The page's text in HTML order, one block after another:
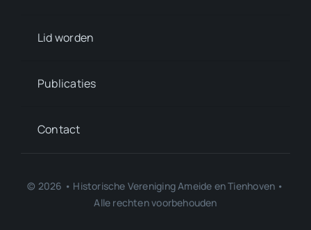
Lid worden
Publicaties
Contact
© 2026 • Historische Vereniging Ameide en Tienhoven •
Alle rechten voorbehouden